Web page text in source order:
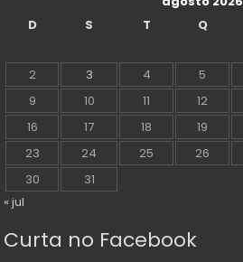
D
S T Q
2
3 4 5
9
10 11 12
16
17 18 19
23
24 25 26
30
31
« jul
Curta no Facebook